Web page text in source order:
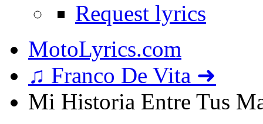
Request lyrics
MotoLyrics.com
♫ Franco De Vita ➜
Mi Historia Entre Tus